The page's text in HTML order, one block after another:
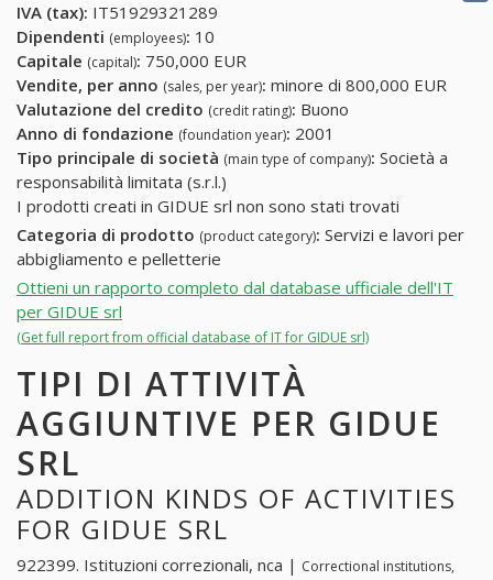
IVA (tax): IT51929321289
Dipendenti (employees): 10
Capitale (capital): 750,000 EUR
Vendite, per anno (sales, per year): minore di 800,000 EUR
Valutazione del credito (credit rating): Buono
Anno di fondazione (foundation year): 2001
Tipo principale di società (main type of company): Società a
responsabilità limitata (s.r.l.)
I prodotti creati in GIDUE srl non sono stati trovati
Categoria di prodotto (product category): Servizi e lavori per
abbigliamento e pelletterie
Ottieni un rapporto completo dal database ufficiale dell'IT
per GIDUE srl
(Get full report from official database of IT for GIDUE srl)
TIPI DI ATTIVITÀ
AGGIUNTIVE PER GIDUE
SRL
ADDITION KINDS OF ACTIVITIES
FOR GIDUE SRL
922399. Istituzioni correzionali, nca | Correctional institutions,